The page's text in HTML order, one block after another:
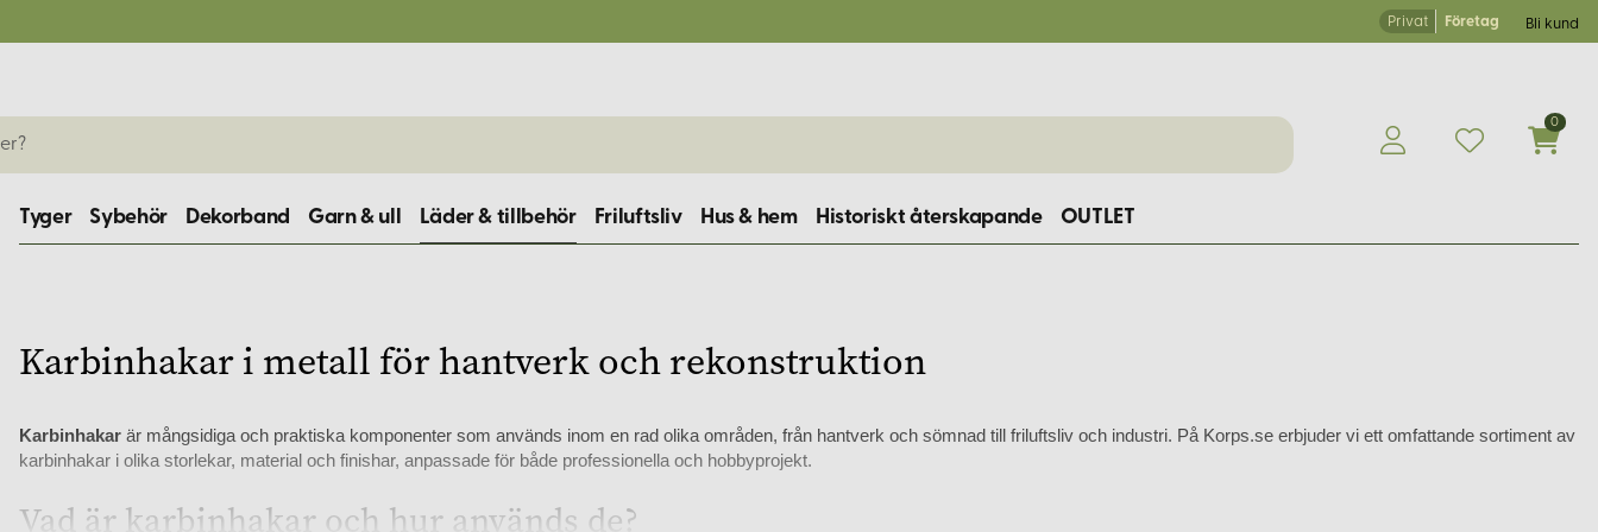
Privat Företag Bli kund
0
Tyger Sybehör Dekorband Garn & ull Läder & tillbehör Friluftsliv Hus & hem Historiskt återskapande OUTLET
Karbinhakar i metall för hantverk och rekonstruktion
Karbinhakar är mångsidiga och praktiska komponenter som används inom en rad olika områden, från hantverk och sömnad till friluftsliv och industri. På Korps.se erbjuder vi ett omfattande sortiment av
karbinhakar i olika storlekar, material och finishar, anpassade för både professionella och hobbyprojekt.
Vad är karbinhakar och hur används de?